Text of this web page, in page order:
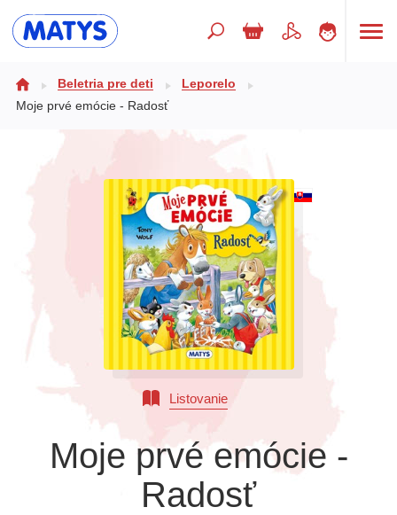
Doplnkový sortiment
Populárno - náučné pre deti
Výchova a pedagogika
Beletria pre deti
Leporelo
Moje prvé emócie - Radosť
Listovanie
Moje prvé emócie -
Radosť